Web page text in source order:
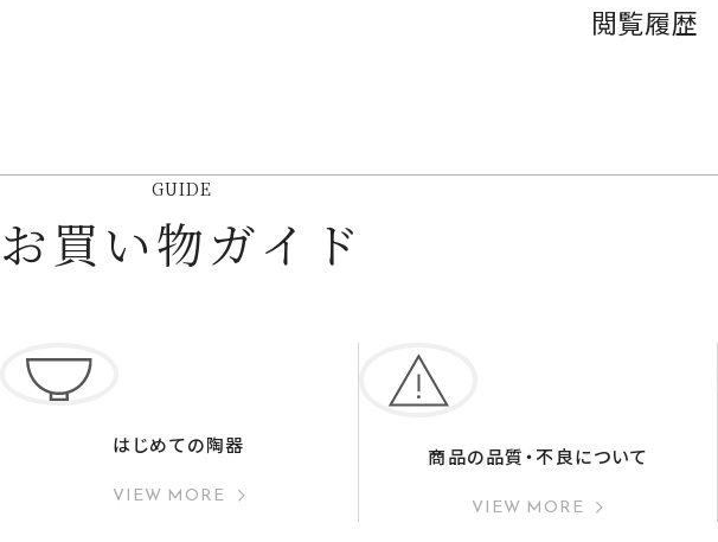
閲覧履歴
GUIDE
お買い物ガイド
はじめての陶器
VIEW MORE
商品の品質・不良について
VIEW MORE